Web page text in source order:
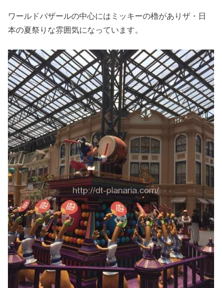
ワールドバザールの中心にはミッキーの櫓がありザ・日
本の夏祭りな雰囲気になっています。